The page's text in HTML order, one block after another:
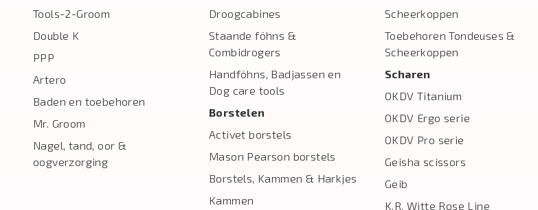
Tools-2-Groom
Double K
PPP
Artero
Baden en toebehoren
Mr. Groom
Nagel, tand, oor &
oogverzorging
Droogcabines
Staande föhns &
Combidrogers
Handföhns, Badjassen en
Dog care tools
Borstelen
Activet borstels
Mason Pearson borstels
Borstels, Kammen & Harkjes
Kammen
Scheerkoppen
Toebehoren Tondeuses &
Scheerkoppen
Scharen
OKDV Titanium
OKDV Ergo serie
OKDV Pro serie
Geisha scissors
Geib
K.R. Witte Rose Line